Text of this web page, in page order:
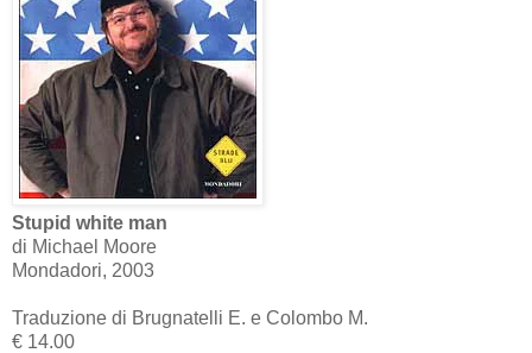
Stupid white man
di Michael Moore
Mondadori, 2003
Traduzione di Brugnatelli E. e Colombo M.
€ 14.00